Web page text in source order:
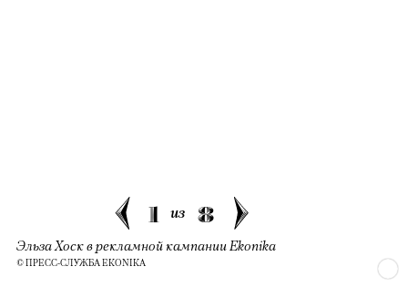
1 из 8
Эльза Хоск в рекламной кампании Ekonika
© ПРЕСС-СЛУЖБА EKONIKA